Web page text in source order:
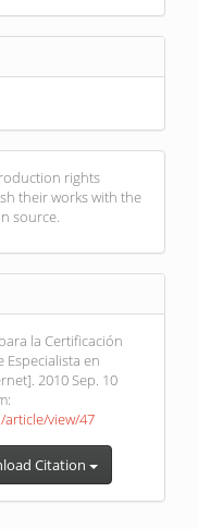
rights
their works with the
source.
la Certificación
Especialista en
2010 Sep. 10
view/47
Citation